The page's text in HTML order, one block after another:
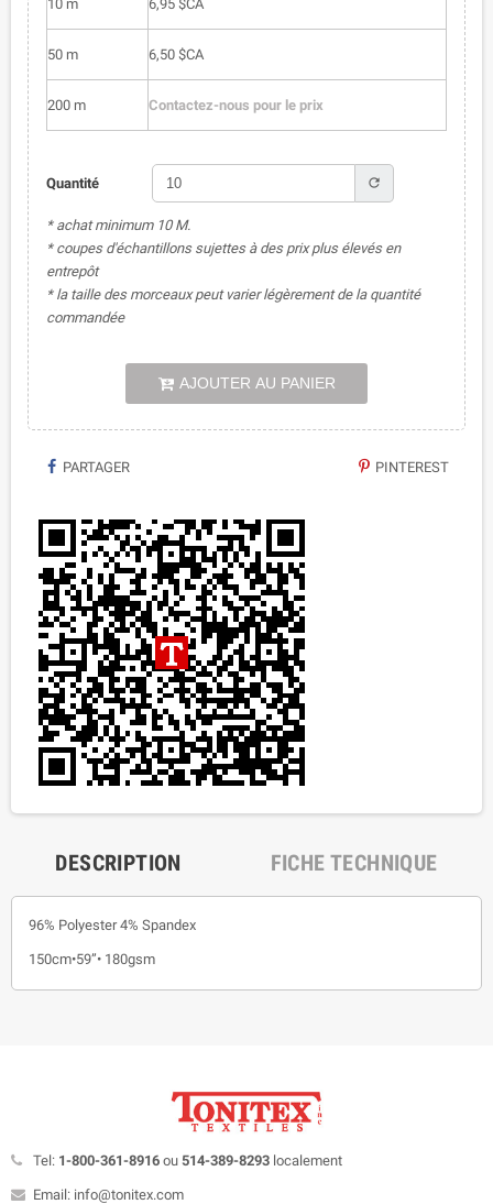
10 m 6,95 $CA
50 m 6,50 $CA
200 m Contactez-nous pour le prix
Quantité refresh
* achat minimum 10 M.
* coupes d'échantillons sujettes à des prix plus élevés en
entrepôt
* la taille des morceaux peut varier légèrement de la quantité
commandée
AJOUTER AU PANIER
PARTAGER PINTEREST
DESCRIPTION FICHE TECHNIQUE
96% Polyester 4% Spandex
150cm•59”• 180gsm
Tel: 1-800-361-8916 ou 514-389-8293 localement
Email: info@tonitex.com